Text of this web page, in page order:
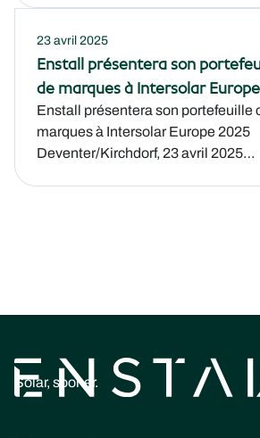
Enstall présentera son
de marques à Intersolar
23 avril 2025
Enstall présentera son portefeuille
marques à Intersolar Europe 2025
Deventer/Kirchdorf, 23 avril 2025…
Solar, sooner.